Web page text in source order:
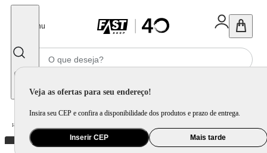
Menu
Veja as ofertas para seu endereço!
Insira seu CEP e confira a disponibilidade dos produtos e prazo de entrega.
Inserir CEP Mais tarde
Home